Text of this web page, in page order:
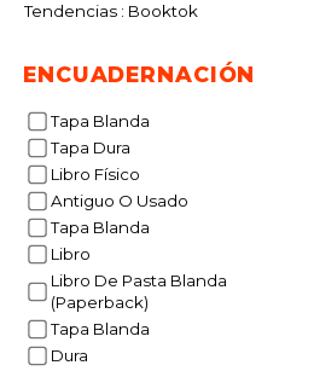
Tendencias : Booktok
ENCUADERNACIÓN
Tapa Blanda
Tapa Dura
Libro Físico
Antiguo O Usado
Tapa Blanda
Libro
Libro De Pasta Blanda
(Paperback)
Tapa Blanda
Dura